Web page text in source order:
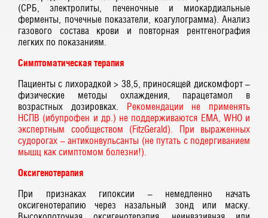
(СРБ, электролиты, печеночные и миокардиальные
ферменты, почечные показатели, коагулограмма). Анализ
газового состава крови и повторная рентгенография
легких по показаниям.
Симптоматическая терапия
Пациенты с лихорадкой > 38,5, приносящей дискомфорт –
физические методы охлаждения, парацетамол в
возрастных дозировках. Рекомендации не применять
НСПВ (ибупрофен и др.) не поддерживаются EMA, WHO и
экспертным сообществом (FitzGerald). При выраженных
судорогах – антиконвульсанты (не путать с подергиванием
мышц как симптомом болезни!).
Оксигенотерапия
При признаках гипоксии – немедленно начать
оксигенотерапию через назальный зонд или маску.